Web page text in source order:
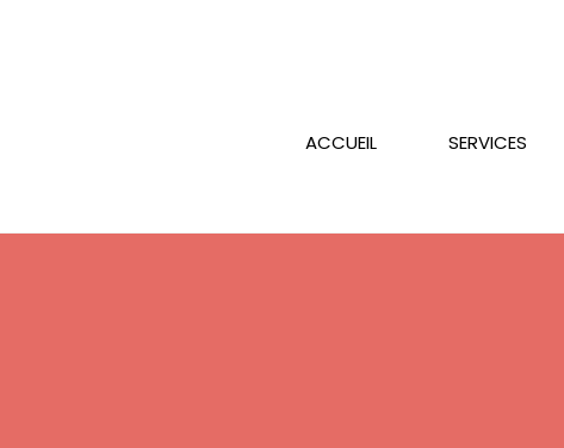
ACCUEIL SERVICES